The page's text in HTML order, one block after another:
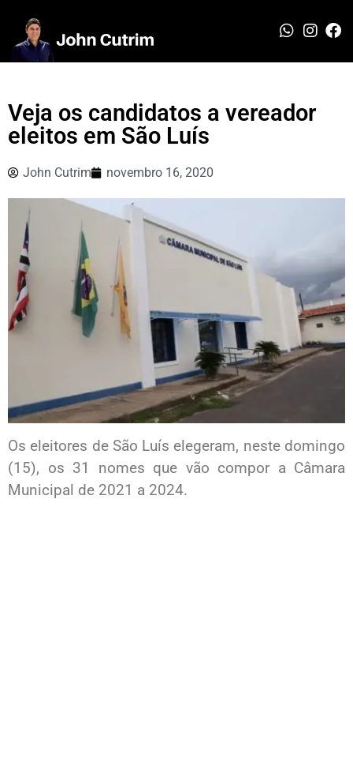
Veja os candidatos a vereador
eleitos em São Luís
John Cutrim novembro 16, 2020
Os eleitores de São Luís elegeram, neste domingo
(15), os 31 nomes que vão compor a Câmara
Municipal de 2021 a 2024.